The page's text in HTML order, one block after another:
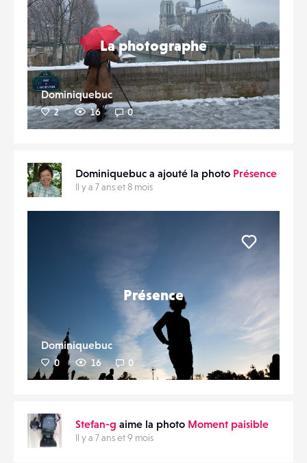
La photographe
Dominiquebuc
2 16 0
Dominiquebuc a ajouté la photo Présence
Il y a 7 ans et 8 mois
Présence
Dominiquebuc
0 16 0
Stefan-g aime la photo Moment paisible
Il y a 7 ans et 9 mois